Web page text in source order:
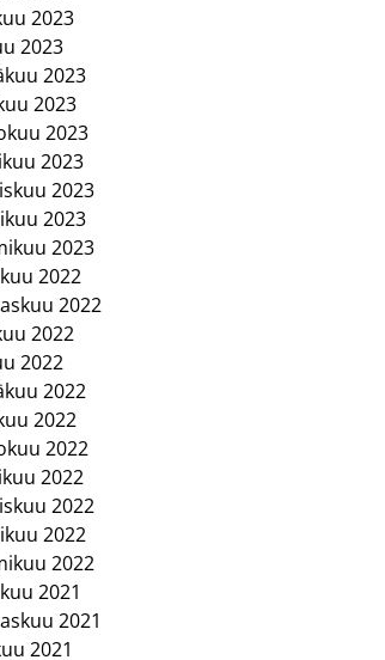
2023
2023
2023
2023
2023
2023
2023
2023
2023
2022
2022
2022
2022
2022
2022
2022
2022
2022
2022
2022
2021
2021
2021